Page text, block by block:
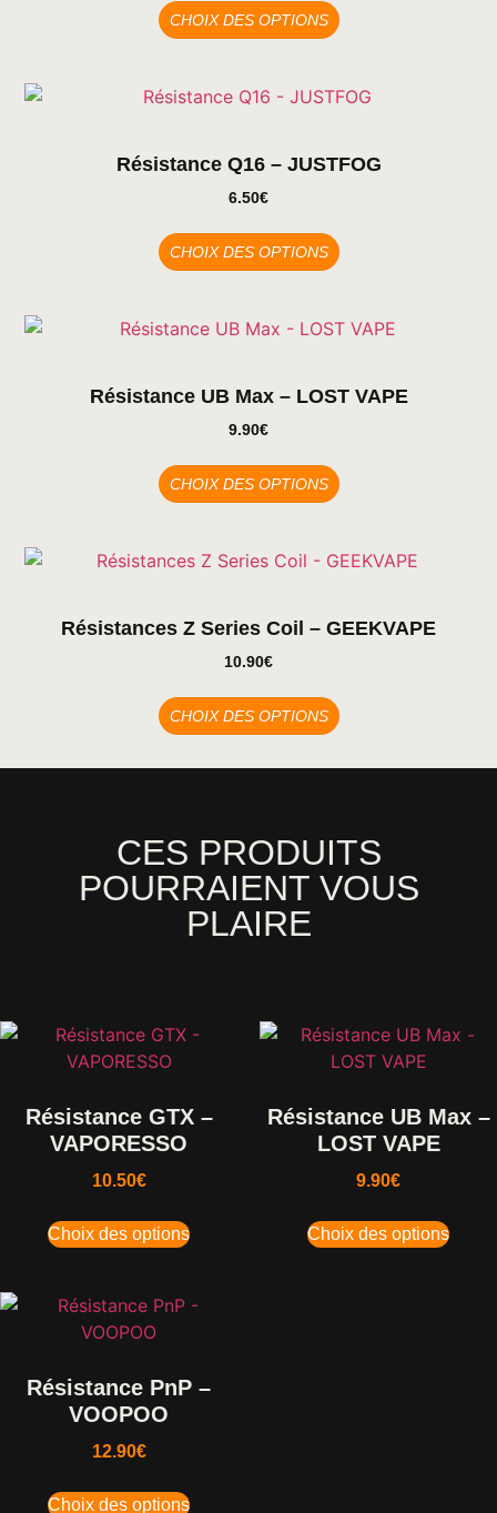
CHOIX DES OPTIONS
Résistance Q16 – JUSTFOG
6.50€
CHOIX DES OPTIONS
Résistance UB Max – LOST VAPE
9.90€
CHOIX DES OPTIONS
Résistances Z Series Coil – GEEKVAPE
10.90€
CHOIX DES OPTIONS
CES PRODUITS
POURRAIENT VOUS
PLAIRE
Résistance GTX –
VAPORESSO
10.50€
Choix des options
Résistance UB Max –
LOST VAPE
9.90€
Choix des options
Résistance PnP –
VOOPOO
12.90€
Choix des options